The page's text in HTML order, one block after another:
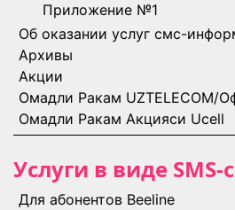
Приложение №1
Об оказании услуг смс-
Архивы
Акции
Омадли Ракам UZTELECOM/
Омадли Ракам Акцияси Ucell
Услуги в виде
Для абонентов Beeline